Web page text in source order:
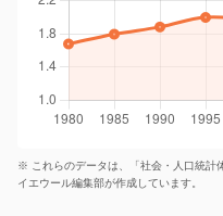
※ これらのデータは、「社会・人口統計
イエウール編集部が作成しています。